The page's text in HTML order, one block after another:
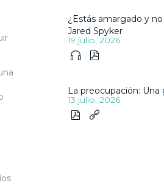
¿Estás amargado y no
Jared Spyker
19 julio, 2026
 
La preocupación: Una
13 julio, 2026
 